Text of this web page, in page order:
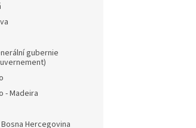
gubernie
- Madeira
Hercegovina